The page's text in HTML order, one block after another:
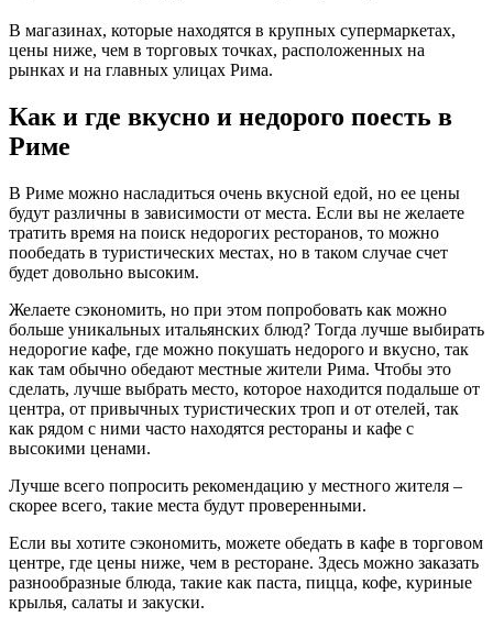
В магазинах, которые находятся в крупных супермаркетах,
цены ниже, чем в торговых точках, расположенных на
рынках и на главных улицах Рима.
Как и где вкусно и недорого поесть в
Риме
В Риме можно насладиться очень вкусной едой, но ее цены
будут различны в зависимости от места. Если вы не желаете
тратить время на поиск недорогих ресторанов, то можно
пообедать в туристических местах, но в таком случае счет
будет довольно высоким.
Желаете сэкономить, но при этом попробовать как можно
больше уникальных итальянских блюд? Тогда лучше выбирать
недорогие кафе, где можно покушать недорого и вкусно, так
как там обычно обедают местные жители Рима. Чтобы это
сделать, лучше выбрать место, которое находится подальше от
центра, от привычных туристических троп и от отелей, так
как рядом с ними часто находятся рестораны и кафе с
высокими ценами.
Лучше всего попросить рекомендацию у местного жителя –
скорее всего, такие места будут проверенными.
Если вы хотите сэкономить, можете обедать в кафе в торговом
центре, где цены ниже, чем в ресторане. Здесь можно заказать
разнообразные блюда, такие как паста, пицца, кофе, куриные
крылья, салаты и закуски.